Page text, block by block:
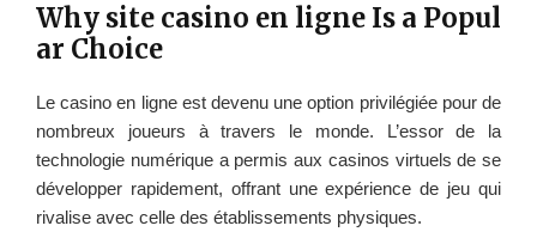
Why site casino en ligne Is a Popul
ar Choice
Le casino en ligne est devenu une option privilégiée pour de
nombreux joueurs à travers le monde. L’essor de la
technologie numérique a permis aux casinos virtuels de se
développer rapidement, offrant une expérience de jeu qui
rivalise avec celle des établissements physiques.